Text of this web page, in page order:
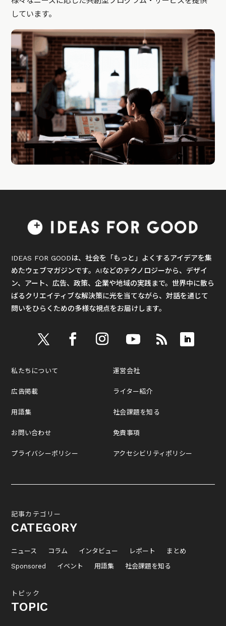
しています。
IDEAS FOR GOODは、社会を「もっと」よくするアイデアを集
めたウェブマガジンです。AIなどのテクノロジーから、デザイ
ン、アート、広告、政策、企業や地域の実践まで。世界中に散ら
ばるクリエイティブな解決策に光を当てながら、対話を通じて
問いをひらくための多様な視点をお届けします。
私たちについて
広告掲載
用語集
お問い合わせ
プライバシーポリシー
運営会社
ライター紹介
社会課題を知る
免責事項
アクセシビリティポリシー
記事カテゴリー
CATEGORY
ニュース コラム インタビュー レポート
まとめ
Sponsored
イベント 用語集 社会課題を知る
トピック
TOPIC